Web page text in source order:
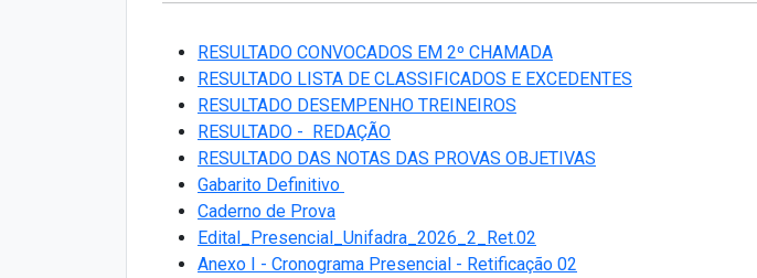
RESULTADO CONVOCADOS EM 2º CHAMADA
RESULTADO LISTA DE CLASSIFICADOS E EXCEDENTES
RESULTADO DESEMPENHO TREINEIROS
RESULTADO - REDAÇÃO
RESULTADO DAS NOTAS DAS PROVAS OBJETIVAS
Gabarito Definitivo
Caderno de Prova
Edital_Presencial_Unifadra_2026_2_Ret.02
Anexo I - Cronograma Presencial - Retificação 02